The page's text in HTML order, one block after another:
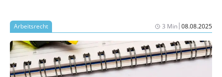
Arbeitsrecht 3 Min|08.08.2025